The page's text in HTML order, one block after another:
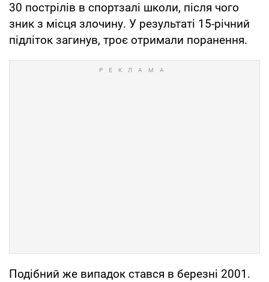
30 пострілів в спортзалі школи, після чого
зник з місця злочину. У результаті 15-річний
підліток загинув, троє отримали поранення.
Подібний же випадок стався в березні 2001.